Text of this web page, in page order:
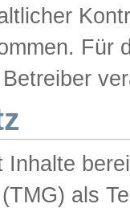
Für
Inhalte
als